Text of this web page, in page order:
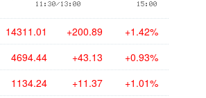
14311.01 +200.89 +1.42%
4694.44 +43.13 +0.93%
1134.24 +11.37 +1.01%